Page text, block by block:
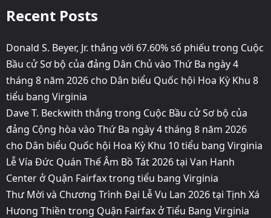
Recent Posts
Donald S. Beyer, Jr. thắng với 67.60% số phiếu trong Cuộc
Bầu cử Sơ bộ của đảng Dân Chủ vào Thứ Ba ngày 4
tháng 8 năm 2026 cho Dân biểu Quốc hội Hoa Kỳ Khu 8
tiểu bang Virginia
Dave T. Beckwith thắng trong Cuộc Bầu cử Sơ bộ của
đảng Cộng hòa vào Thứ Ba ngày 4 tháng 8 năm 2026
cho Dân biểu Quốc hội Hoa Kỳ Khu 10 tiểu bang Virginia
Lễ Vía Đức Quán Thế Âm Bồ Tát 2026 tại Van Hanh
Center ở Quận Fairfax trong tiểu bang Virginia
Thư Mời và Chương Trình Đại Lễ Vu Lan 2026 tại Tịnh Xá
Hưong Thiền trong Quận Fairfax ở Tiểu Bang Virginia